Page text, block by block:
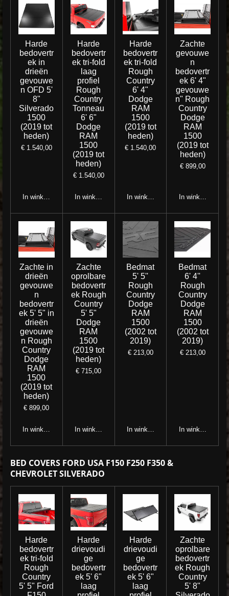
Harde
bedovertr
ek in
drieën
gevouwe
n OFD 5'
8"
Silverado
1500
(2019 tot
heden)
€ 1.540,00
In winkelwagen
Harde
bedovertr
ek tri-fold
laag
profiel
Rough
Country
Tonneau
6' 6"
Dodge
RAM
1500
(2019 tot
heden)
€ 1.540,00
In winkelwagen
Harde
bedovertr
ek tri-fold
Rough
Country
6' 4"
Dodge
RAM
1500
(2019 tot
heden)
€ 1.540,00
In winkelwagen
Zachte
gevouwe
n
bedovertr
ek 6' 4"
gevouwe
n" Rough
Country
Dodge
RAM
1500
(2019 tot
heden)
€ 899,00
In winkelwagen
Zachte in
drieën
gevouwe
n
bedovertr
ek 5' 5" in
drieën
gevouwe
n Rough
Country
Dodge
RAM
1500
(2019 tot
heden)
€ 899,00
In winkelwagen
Zachte
oprolbare
bedovertr
ek Rough
Country
5' 5"
Dodge
RAM
1500
(2019 tot
heden)
€ 715,00
In winkelwagen
Bedmat
5' 5''
Rough
Country
Dodge
RAM
1500
(2002 tot
2019)
€ 213,00
In winkelwagen
Bedmat
6' 4''
Rough
Country
Dodge
RAM
1500
(2002 tot
2019)
€ 213,00
In winkelwagen
BED COVERS FORD USA F150 F250 F350 &
CHEVROLET SILVERADO
Harde
bedovertr
ek tri-fold
Rough
Country
5' 5" Ford
Harde
drievoudi
ge
bedovertr
ek 5' 6"
laag
Harde
drievoudi
ge
bedovertr
ek 5' 6"
laag
Zachte
oprolbare
bedovertr
ek Rough
Country
5' 8"